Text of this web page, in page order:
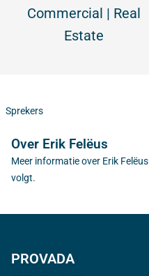
Commercial | Real
Estate
Sprekers
Over Erik Felëus
Meer informatie over Erik Felëus
volgt.
PROVADA